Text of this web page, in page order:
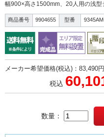
幅900×高さ1500mm、20人用の浅型
商品番号 9904655 型番
メーカー希望価格(税込)：83,490円
税込
数量：